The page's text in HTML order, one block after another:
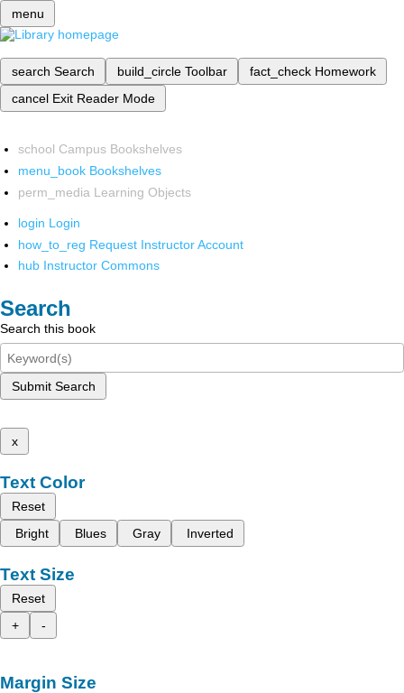
menu
search Search build_circle Toolbar fact_check Homework
cancel Exit Reader Mode
school Campus Bookshelves
menu_book Bookshelves
perm_media Learning Objects
login Login
how_to_reg Request Instructor Account
hub Instructor Commons
Search
Search this book
Submit Search
x
Text Color
Reset
Bright
Blues Gray Inverted
Text Size
Reset
+
-
Margin Size